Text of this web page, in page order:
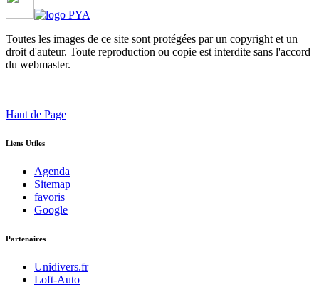
Toutes les images de ce site sont protégées par un copyright et un
droit d'auteur. Toute reproduction ou copie est interdite sans l'accord
du webmaster.
Haut de Page
Liens Utiles
Agenda
Sitemap
favoris
Google
Partenaires
Unidivers.fr
Loft-Auto